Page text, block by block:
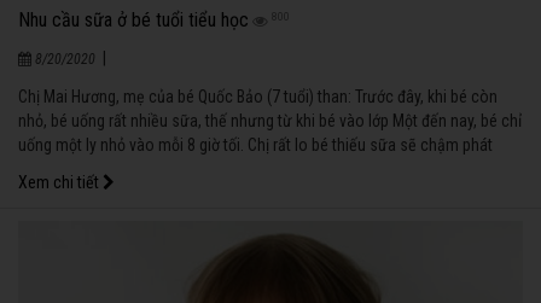
Nhu cầu sữa ở bé tuổi tiểu học 800
8/20/2020
Chị Mai Hương, mẹ của bé Quốc Bảo (7 tuổi) than: Trước đây, khi bé còn
nhỏ, bé uống rất nhiều sữa, thế nhưng từ khi bé vào lớp Một đến nay, bé chỉ
uống một ly nhỏ vào mỗi 8 giờ tối. Chị rất lo bé thiếu sữa sẽ chậm phát
sữa vào lúc nào vì bé học cả ngày ở trường, chiều về lại phải học thêm với
Xem chi tiết